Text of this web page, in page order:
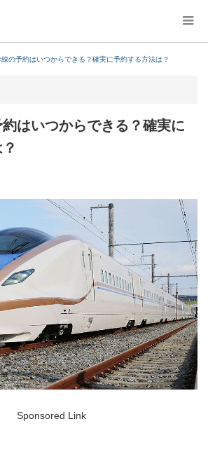
の予約はいつからできる？確実に予約する方法は？
はいつからできる？確実に
Sponsored Link